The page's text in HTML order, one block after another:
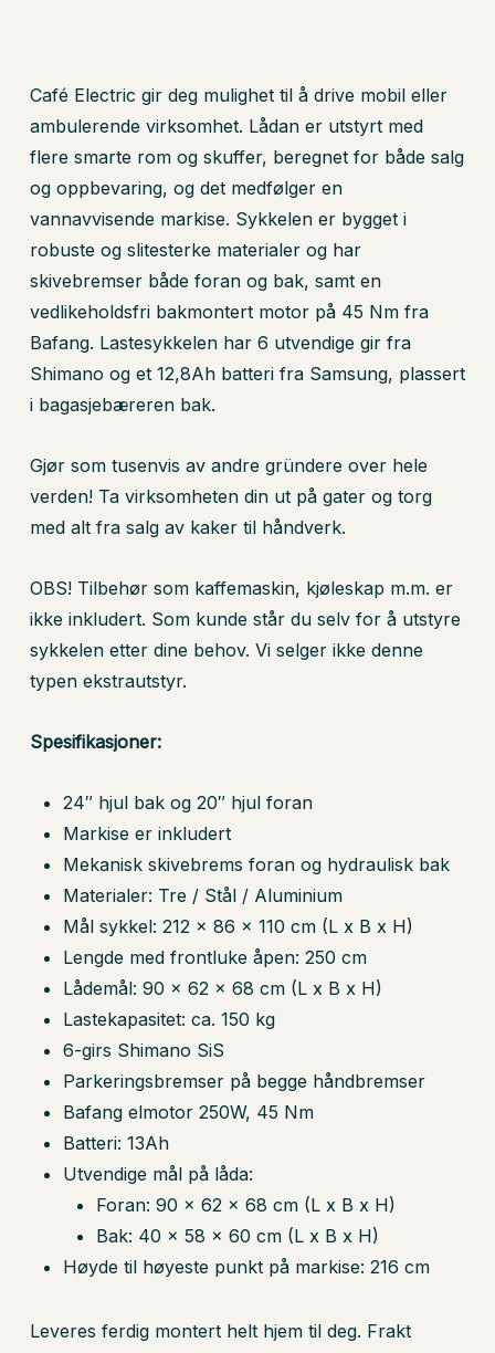
Café Electric gir deg mulighet til å drive mobil eller
ambulerende virksomhet. Lådan er utstyrt med
flere smarte rom og skuffer, beregnet for både salg
og oppbevaring, og det medfølger en
vannavvisende markise. Sykkelen er bygget i
robuste og slitesterke materialer og har
skivebremser både foran og bak, samt en
vedlikeholdsfri bakmontert motor på 45 Nm fra
Bafang. Lastesykkelen har 6 utvendige gir fra
Shimano og et 12,8Ah batteri fra Samsung, plassert
i bagasjebæreren bak.
Gjør som tusenvis av andre gründere over hele
verden! Ta virksomheten din ut på gater og torg
med alt fra salg av kaker til håndverk.
OBS! Tilbehør som kaffemaskin, kjøleskap m.m. er
ikke inkludert. Som kunde står du selv for å utstyre
sykkelen etter dine behov. Vi selger ikke denne
typen ekstrautstyr.
Spesifikasjoner:
24″ hjul bak og 20″ hjul foran
Markise er inkludert
Mekanisk skivebrems foran og hydraulisk bak
Materialer: Tre / Stål / Aluminium
Mål sykkel: 212 x 86 x 110 cm (L x B x H)
Lengde med frontluke åpen: 250 cm
Lådemål: 90 x 62 x 68 cm (L x B x H)
Lastekapasitet: ca. 150 kg
6-girs Shimano SiS
Parkeringsbremser på begge håndbremser
Bafang elmotor 250W, 45 Nm
Batteri: 13Ah
Utvendige mål på låda:
Foran: 90 x 62 x 68 cm (L x B x H)
Bak: 40 x 58 x 60 cm (L x B x H)
Høyde til høyeste punkt på markise: 216 cm
Leveres ferdig montert helt hjem til deg. Frakt